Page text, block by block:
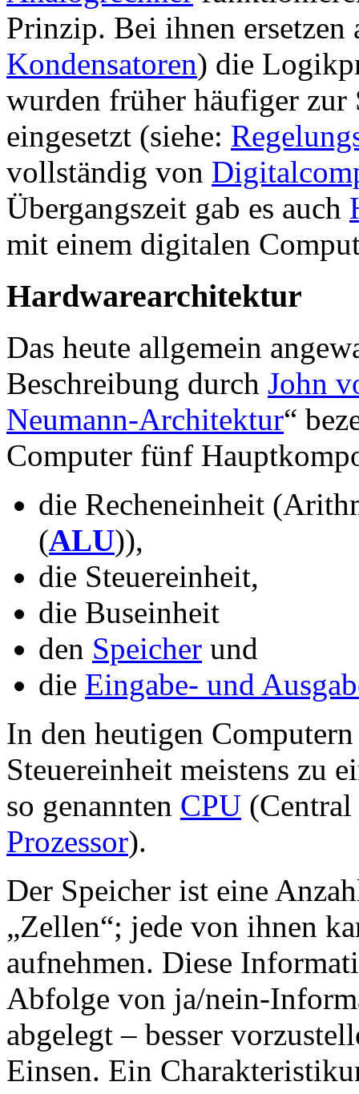
Prinzip. Bei ihnen ersetzen
Kondensatoren) die
wurden früher häufiger
eingesetzt (siehe:
vollständig von
Übergangszeit gab es auch
mit einem digitalen
Hardwarearchitektur
Das heute allgemein
Beschreibung durch John
Neumann-Architektur“
Computer fünf
die Recheneinheit
(ALU)),
die Steuereinheit,
die Buseinheit
den Speicher und
die Eingabe- und
In den heutigen
Steuereinheit meistens zu
so genannten CPU
Prozessor).
Der Speicher ist eine
„Zellen“; jede von ihnen
aufnehmen. Diese
Abfolge von ja/nein-
abgelegt – besser
Einsen. Ein